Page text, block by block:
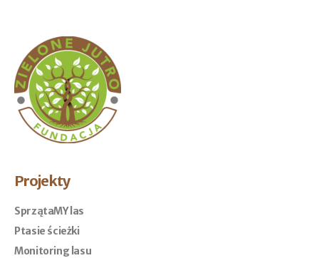
Projekty
SprzątaMY las
Ptasie ścieżki
Monitoring lasu